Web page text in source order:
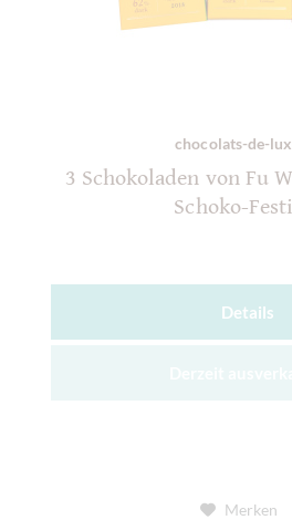
chocolats-de-
3 Schokoladen von Fu
Schoko-
Details
Merken